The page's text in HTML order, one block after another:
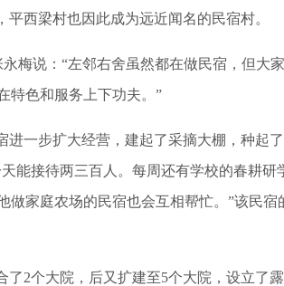
西梁村也因此成为远近闻名的民宿村。
说：“左邻右舍虽然都在做民宿，但大
特色和服务上下功夫。”
一步扩大经营，建起了采摘大棚，种起
能接待两三百人。每周还有学校的春耕研
做家庭农场的民宿也会互相帮忙。”该民宿
2个大院，后又扩建至5个大院，设立了